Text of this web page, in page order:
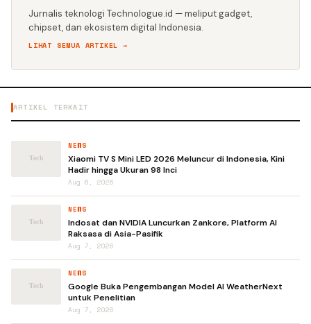
Jurnalis teknologi Technologue.id — meliput gadget,
chipset, dan ekosistem digital Indonesia.
LIHAT SEMUA ARTIKEL →
ARTIKEL TERKAIT
NEWS
Xiaomi TV S Mini LED 2026 Meluncur di Indonesia, Kini
Hadir hingga Ukuran 98 Inci
Aug 6, 2026
NEWS
Indosat dan NVIDIA Luncurkan Zankore, Platform AI
Raksasa di Asia-Pasifik
Aug 7, 2026
NEWS
Google Buka Pengembangan Model AI WeatherNext
untuk Penelitian
Aug 7, 2026